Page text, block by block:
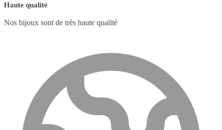
Haute qualité
Nos bijoux sont de très haute qualité